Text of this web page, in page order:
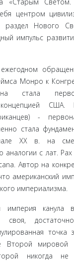
центром
Нового
импульс
Монро к
стала
концепцией
-
стала
XX в. на
аналогии с лат.
Ав­тор на
аме­риканский
империализма.
империя
своя,
точка
Второй мировой
никогда не